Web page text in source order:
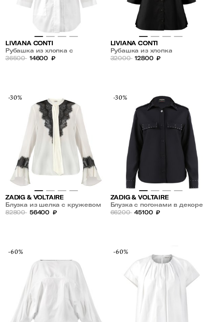
LIVIANA CONTI
Рубашка из хлопка с
карманами
36500 14600 ₽
LIVIANA CONTI
Рубашка из хлопка
32000 12800 ₽
-30%
ZADIG & VOLTAIRE
Блузка из шелка с кружевом
82800 56400 ₽
-30%
ZADIG & VOLTAIRE
Блузка с погонами в декоре
из страз
66200 45100 ₽
-60% -60%